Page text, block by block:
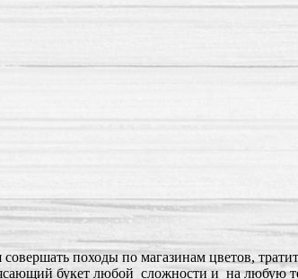
походы по магазинам цветов,
букет любой сложности и на любую